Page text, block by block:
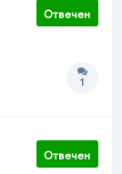
Отвечен
1
Отвечен